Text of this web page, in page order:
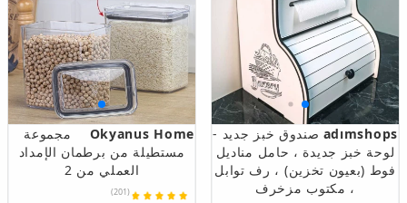
adımshops صندوق خبز جديد -
لوحة خبز جديدة ، حامل مناديل
فوط (بعيون تخزين) ، رف توابل
، مكتوب مزخرف
Okyanus Home
مجموعة
مستطيلة من برطمان الإمداد
العملي من 2
(201)